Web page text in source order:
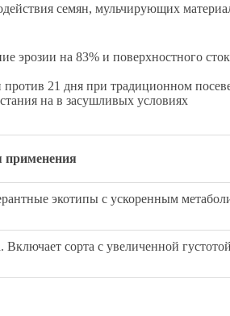
семян, мульчирующих
эрозии на 83% и поверхностного
21 дня при традиционном
на в засушливых условиях
применения
экотипы с ускоренным
сорта с увеличенной густотой